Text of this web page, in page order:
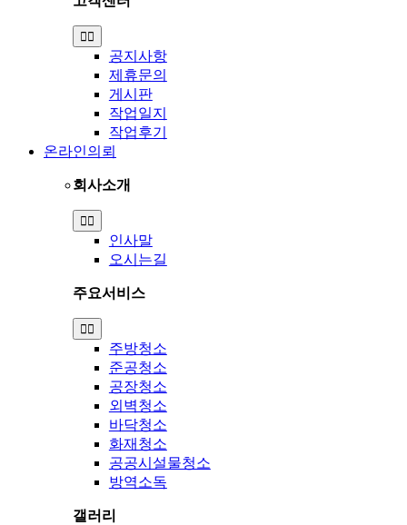
Toggle
Navigation
공지사항
제휴문의
게시판
작업일지
작업후기
온라인의뢰
회사소개
Toggle
Navigation
인사말
오시는길
주요서비스
Toggle
Navigation
주방청소
준공청소
공장청소
외벽청소
바닥청소
화재청소
공공시설물청소
방역소독
갤러리